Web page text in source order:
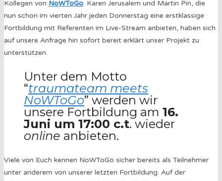
Kollegen von NoWToGo. Karen Jerusalem und Martin Pin, die
nun schon im vierten Jahr jeden Donnerstag eine erstklassige
Fortbildung mit Referenten im Live-Stream anbieten, haben sich
auf unsere Anfrage hin sofort bereit erklärt unser Projekt zu
unterstützen.
Unter dem Motto
“traumateam meets
NoWToGo” werden wir
unsere Fortbildung am 16.
Juni um 17:00 c.t. wieder
online anbieten.
Viele von Euch kennen NoWToGo sicher bereits als Teilnehmer
unter anderem von unserer letzten Fortbildung. Auf der